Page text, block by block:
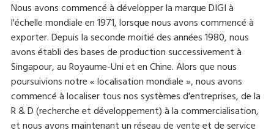
Nous avons commencé à développer la marque DIGI à
l'échelle mondiale en 1971, lorsque nous avons commencé à
exporter. Depuis la seconde moitié des années 1980, nous
avons établi des bases de production successivement à
Singapour, au Royaume-Uni et en Chine. Alors que nous
poursuivions notre « localisation mondiale », nous avons
commencé à localiser tous nos systèmes d'entreprises, de la
R & D (recherche et développement) à la commercialisation,
et nous avons maintenant un réseau de vente et de service